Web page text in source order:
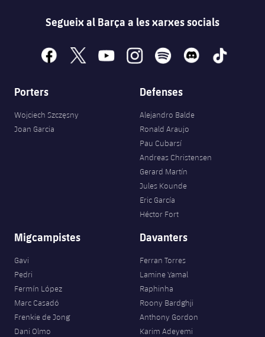
Segueix al Barça a les xarxes socials
facebook
x youtubeinstagramspotify discord tiktok
Porters
Wojciech Szczęsny
Joan Garcia
Defenses
Alejandro Balde
Ronald Araujo
Pau Cubarsí
Andreas Christensen
Gerard Martín
Jules Kounde
Eric García
Héctor Fort
Migcampistes
Gavi
Pedri
Fermín López
Marc Casadó
Frenkie de Jong
Dani Olmo
Davanters
Ferran Torres
Lamine Yamal
Raphinha
Roony Bardghji
Anthony Gordon
Karim Adeyemi